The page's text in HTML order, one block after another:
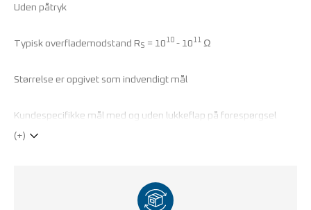
Uden påtryk
Typisk overflademodstand R S = 10 10 - 10 11 Ω
Størrelse er opgivet som indvendigt mål
Kundespecifikke mål med og uden lukkeflap på forespørgsel
(+)